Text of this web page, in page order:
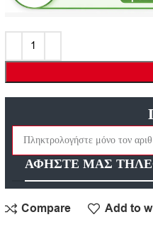
ΑΦΗΣΤΕ ΜΑΣ
Compare Add to